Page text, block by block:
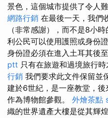
景色，這個城市提供了令人
網路行銷 在最後一天，我們
（非常感謝），而不是8小時
利公民可以使用護照或身份
身份證必須在進入土耳其後
ptt 只有在旅遊和過境旅行
行銷 我們要求此文件保留並
建於6世紀，是一座教堂，
作為博物館參觀。 外燴茶點
織的世界遺產大樓是從其輝